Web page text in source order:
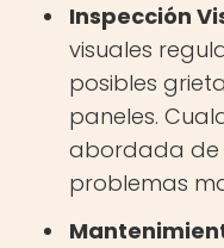
Inspección
visuales
posibles
paneles.
abordada de
problemas